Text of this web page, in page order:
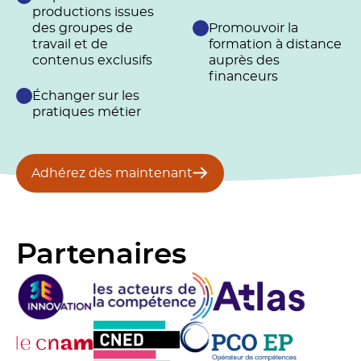
productions issues
des groupes de
travail et de
contenus exclusifs
Échanger sur les
pratiques métier
Promouvoir la
formation à distance
auprès des
financeurs
Adhérez dès maintenant
Partenaires